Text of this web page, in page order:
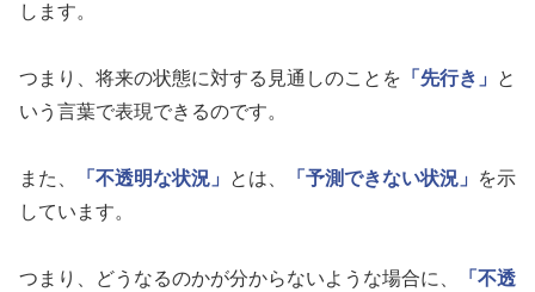
します。
つまり、将来の状態に対する見通しのことを 「先行き」
と
いう言葉で表現できるのです。
また、 「不透明な状況」 とは、 「予測できない状況」
を示
しています。
つまり、どうなるのかが分からないような場合に、
「不透